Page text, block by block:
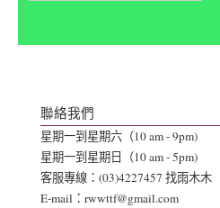
聯絡我們
星期一到星期六（10 am - 9pm)
星期一到星期日（10 am - 5pm)
客服專線：(03)4227457 找雨木木
E-mail：rwwttf@gmail.com